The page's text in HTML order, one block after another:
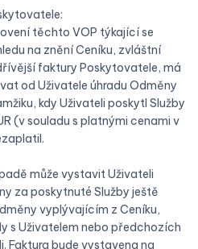
těchto VOP týkající se
na znění Ceníku, zvláštní
faktury Poskytovatele, má
od Uživatele úhradu Odměny
kdy Uživateli poskytl Služby
(v souladu s platnými cenami v
může vystavit Uživateli
za poskytnuté Služby ještě
vyplývajícím z Ceníku,
s Uživatelem nebo předchozích
Faktura bude vystavena na